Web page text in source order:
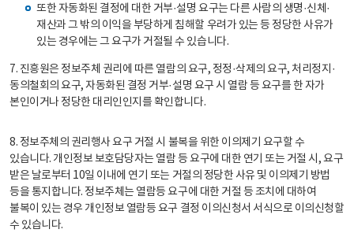
또한 자동화된 결정에 대한 거부·설명 요구는 다른 사람의 생명·신체·
재산과 그 밖의 이익을 부당하게 침해할 우려가 있는 등 정당한 사유가
있는 경우에는 그 요구가 거절될 수 있습니다.
7. 진흥원은 정보주체 권리에 따른 열람의 요구, 정정·삭제의 요구, 처리정지·
동의철회의 요구, 자동화된 결정 거부·설명 요구 시 열람 등 요구를 한 자가
본인이거나 정당한 대리인인지를 확인합니다.
8. 정보주체의 권리행사 요구 거절 시 불복을 위한 이의제기 요구할 수
있습니다. 개인정보 보호담당자는 열람 등 요구에 대한 연기 또는 거절 시, 요구
받은 날로부터 10일 이내에 연기 또는 거절의 정당한 사유 및 이의제기 방법
등을 통지합니다. 정보주체는 열람등 요구에 대한 거절 등 조치에 대하여
불복이 있는 경우 개인정보 열람등 요구 결정 이의신청서 서식으로 이의신청할
수 있습니다.